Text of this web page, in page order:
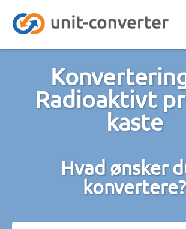
Radioaktivt
kaste
Hvad ønsker
konvertere?